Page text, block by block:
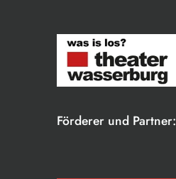
Förderer und Partner: